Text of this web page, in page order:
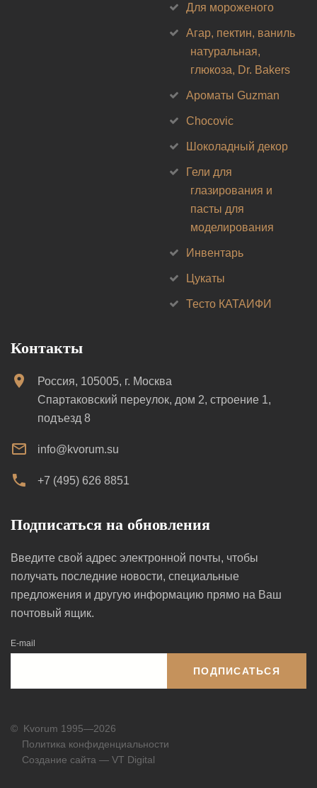
Для мороженого
Агар, пектин, ваниль
натуральная,
глюкоза, Dr. Bakers
Ароматы Guzman
Chocovic
Шоколадный декор
Гели для
глазирования и
пасты для
моделирования
Инвентарь
Цукаты
Тесто КАТАИФИ
Контакты
Россия, 105005, г. Москва
Спартаковский переулок, дом 2, строение 1,
подъезд 8
info@kvorum.su
+7 (495) 626 8851
Подписаться на обновления
Введите свой адрес электронной почты, чтобы
получать последние новости, специальные
предложения и другую информацию прямо на Ваш
почтовый ящик.
E-mail
ПОДПИСАТЬСЯ
© Kvorum 1995—2026
Политика конфиденциальности
Создание сайта — VT Digital